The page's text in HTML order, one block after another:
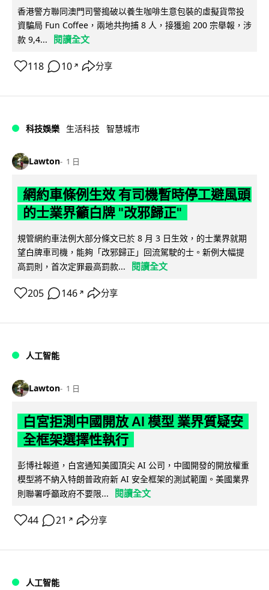
香港警方聯同澳門司警搗破以養生咖啡生意包裝的虛擬貨幣投
資騙局 Fun Coffee，兩地共拘捕 8 人，接獲逾 200 宗舉報，涉
款 9,4...
閱讀全文
118 10 ↗ 分享
科技娛樂 生活科技 智慧城市
Lawton 1 日
網約車條例生效 有司機暫時停工避風頭
的士業界籲白牌 "改邪歸正"
規管網約車法例大部分條文已於 8 月 3 日生效，的士業界就期
望白牌車司機，能夠「改邪歸正」回流駕駛的士。新例大幅提
高罰則，首次定罪最高罰款...
閱讀全文
205 146 ↗ 分享
人工智能
Lawton 1 日
白宮拒測中國開放 AI 模型 業界質疑安
全框架選擇性執行
彭博社報道，白宮通知美國頂尖 AI 公司，中國開發的開放權重
模型將不納入特朗普政府新 AI 安全框架的測試範圍。美國業界
則聯署呼籲政府不要限...
閱讀全文
44 21 ↗ 分享
人工智能